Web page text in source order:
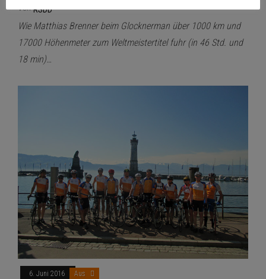
Von RSDD
Wie Matthias Brenner beim Glocknerman über 1000 km und
17000 Höhenmeter zum Weltmeistertitel fuhr (in 46 Std. und
18 min)…
6. Juni 2016 Aus